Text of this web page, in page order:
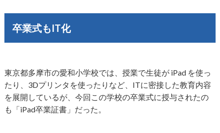
卒業式もIT化
東京都多摩市の愛和小学校では、授業で生徒が iPad を使っ
たり、3Dプリンタを使ったりなど、ITに密接した教育内容
を展開しているが、今回この学校の卒業式に授与されたの
も「iPad卒業証書」だった。